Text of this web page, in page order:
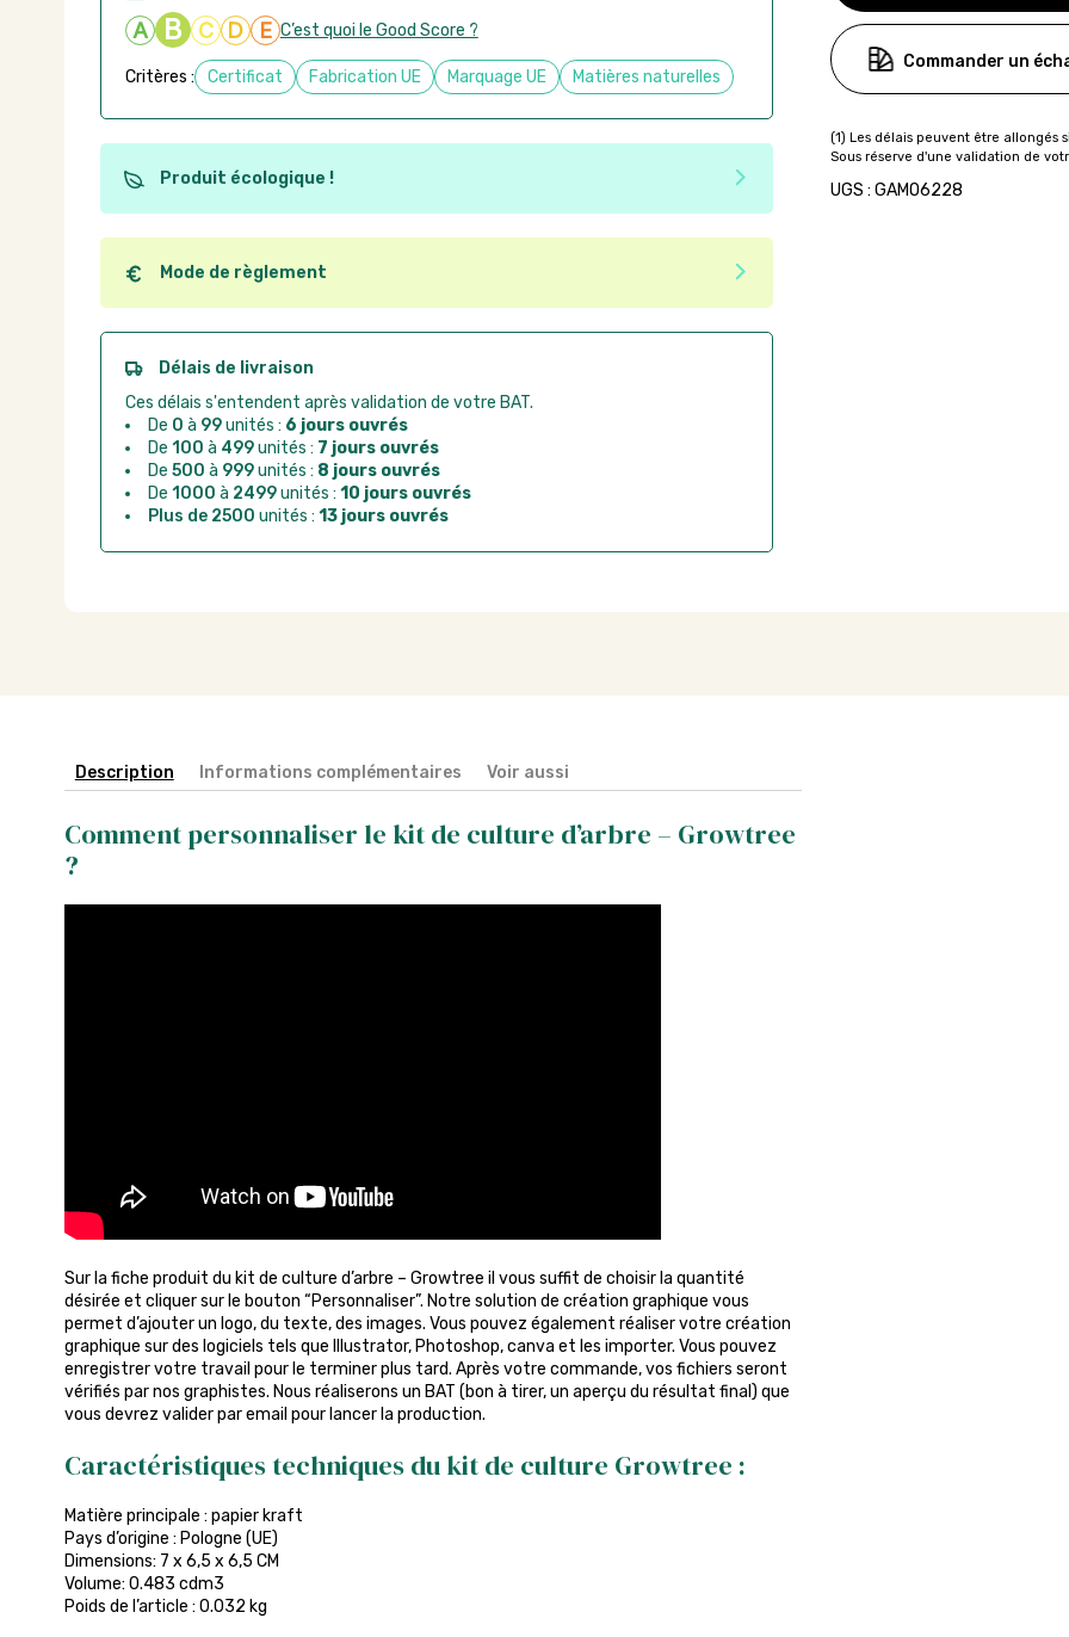
Commander un
UGS : GAMO6228
A B C D E C’est quoi le Good Score ?
Critères : Certificat Fabrication UE Marquage UE Matières naturelles
Produit écologique !
Ce produit est éco-conçu, il a été fabriqué à partir de matériaux recyclés ou
recyclables. Ces produits peuvent plus facilement obtenir une seconde vie après
utilisation. L'origine de fabrication du produit n'entre pas dans les critères d'éco-
conception.
Mode de règlement
Quel que soit le mode de règlement, vous pouvez passer commande en ligne sur
Good Act.
Paiement CB :paiement sécurisé par carte bancaire
Virement bancaire :
règlement sur facture après la commande
Chorus Pro :règlement par mandat administratif après la commande
Délais de livraison
Ces délais s'entendent après validation de votre BAT.
De 0 à 99unités : 6 jours ouvrés
De 100 à 499unités : 7 jours ouvrés
De 500 à 999unités : 8 jours ouvrés
De 1000 à 2499unités : 10 jours ouvrés
Plus de 2500 unités : 13 jours ouvrés
Description Informations complémentaires Voir aussi
Comment personnaliser le kit de culture d’arbre – Growtree
?
Sur la fiche produit du kit de culture d’arbre – Growtree il vous suffit de choisir la quantité
désirée et cliquer sur le bouton “Personnaliser”. Notre solution de création graphique vous
permet d’ajouter un logo, du texte, des images. Vous pouvez également réaliser votre création
graphique sur des logiciels tels que Illustrator, Photoshop, canva et les importer. Vous pouvez
enregistrer votre travail pour le terminer plus tard. Après votre commande, vos fichiers seront
vérifiés par nos graphistes. Nous réaliserons un BAT (bon à tirer, un aperçu du résultat final) que
vous devrez valider par email pour lancer la production.
Caractéristiques techniques du kit de culture Growtree :
Matière principale : papier kraft
Pays d’origine : Pologne (UE)
Dimensions: 7 x 6,5 x 6,5 CM
Volume: 0.483 cdm3
Poids de l’article : 0.032 kg